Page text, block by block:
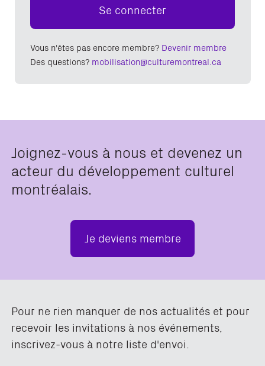
Se connecter
Vous n'êtes pas encore membre? Devenir membre
Des questions? mobilisation@culturemontreal.ca
Joignez-vous à nous et devenez un
acteur du développement culturel
montréalais.
Je deviens membre
Pour ne rien manquer de nos actualités et pour
recevoir les invitations à nos événements,
inscrivez-vous à notre liste d'envoi.